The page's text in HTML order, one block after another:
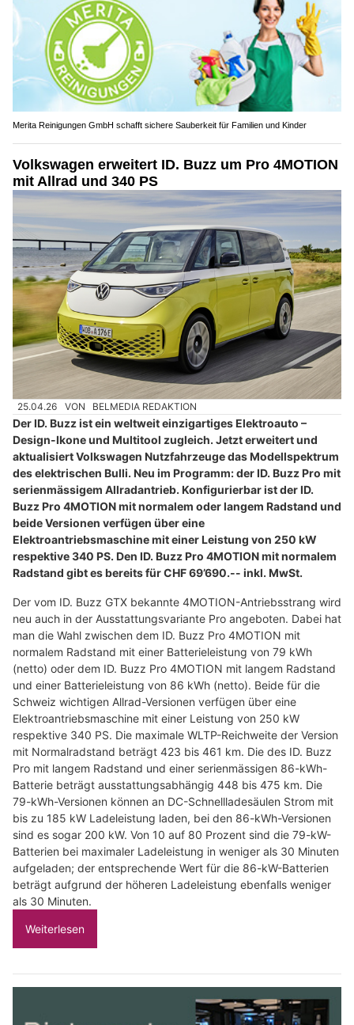
Merita Reinigungen GmbH schafft sichere Sauberkeit für Familien und Kinder
Volkswagen erweitert ID. Buzz um Pro 4MOTION
mit Allrad und 340 PS
25.04.26 VON BELMEDIA REDAKTION
Der ID. Buzz ist ein weltweit einzigartiges Elektroauto –
Design-Ikone und Multitool zugleich. Jetzt erweitert und
aktualisiert Volkswagen Nutzfahrzeuge das Modellspektrum
des elektrischen Bulli. Neu im Programm: der ID. Buzz Pro mit
serienmässigem Allradantrieb. Konfigurierbar ist der ID.
Buzz Pro 4MOTION mit normalem oder langem Radstand und
beide Versionen verfügen über eine
Elektroantriebsmaschine mit einer Leistung von 250 kW
respektive 340 PS. Den ID. Buzz Pro 4MOTION mit normalem
Radstand gibt es bereits für CHF 69’690.-- inkl. MwSt.
Der vom ID. Buzz GTX bekannte 4MOTION-Antriebsstrang wird
neu auch in der Ausstattungsvariante Pro angeboten. Dabei hat
man die Wahl zwischen dem ID. Buzz Pro 4MOTION mit
normalem Radstand mit einer Batterieleistung von 79 kWh
(netto) oder dem ID. Buzz Pro 4MOTION mit langem Radstand
und einer Batterieleistung von 86 kWh (netto). Beide für die
Schweiz wichtigen Allrad-Versionen verfügen über eine
Elektroantriebsmaschine mit einer Leistung von 250 kW
respektive 340 PS. Die maximale WLTP-Reichweite der Version
mit Normalradstand beträgt 423 bis 461 km. Die des ID. Buzz
Pro mit langem Radstand und einer serienmässigen 86-kWh-
Batterie beträgt ausstattungsabhängig 448 bis 475 km. Die
79-kWh-Versionen können an DC-Schnellladesäulen Strom mit
bis zu 185 kW Ladeleistung laden, bei den 86-kWh-Versionen
sind es sogar 200 kW. Von 10 auf 80 Prozent sind die 79-kW-
Batterien bei maximaler Ladeleistung in weniger als 30 Minuten
aufgeladen; der entsprechende Wert für die 86-kW-Batterien
beträgt aufgrund der höheren Ladeleistung ebenfalls weniger
als 30 Minuten.
Weiterlesen